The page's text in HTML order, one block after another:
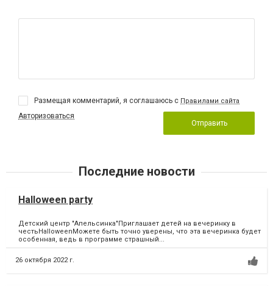
Размещая комментарий, я соглашаюсь с Правилами сайта
Авторизоваться
Отправить
Последние новости
Halloween party
Детский центр "Апельсинка"Приглашает детей на вечеринку в
честьHalloweenМожете быть точно уверены, что эта вечеринка будет
особенная, ведь в программе страшный...
26 октября 2022 г.